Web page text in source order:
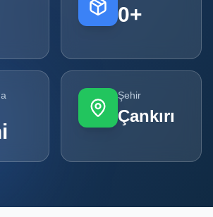
0+
Şehir
Çankırı